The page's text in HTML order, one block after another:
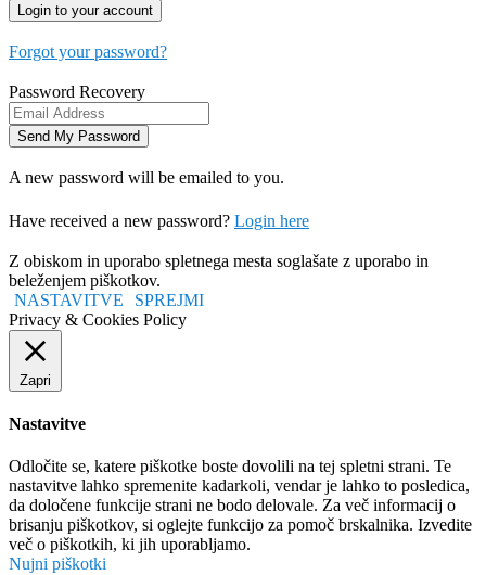
Forgot your password?
Password Recovery
A new password will be emailed to you.
Have received a new password? Login here
Z obiskom in uporabo spletnega mesta soglašate z uporabo in
beleženjem piškotkov.
NASTAVITVE
SPREJMI
Privacy & Cookies Policy
Zapri
Nastavitve
Odločite se, katere piškotke boste dovolili na tej spletni strani. Te
nastavitve lahko spremenite kadarkoli, vendar je lahko to posledica,
da določene funkcije strani ne bodo delovale. Za več informacij o
brisanju piškotkov, si oglejte funkcijo za pomoč brskalnika. Izvedite
več o piškotkih, ki jih uporabljamo.
Nujni piškotki